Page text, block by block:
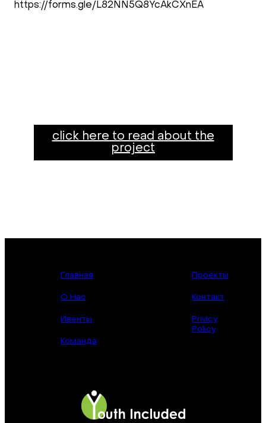
https://forms.gle/L82NN5Q8YcAkCXnEA
click here to read about the
project
Главная
О Нас
Ивенты
Команда
Проекты
Контакт
Privicy
Policy